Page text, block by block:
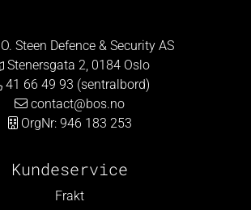
Steen Defence & Security AS
Stenersgata 2, 0184 Oslo
41 66 49 93 (sentralbord)
contact@bos.no
OrgNr: 946 183 253
Kundeservice
Frakt